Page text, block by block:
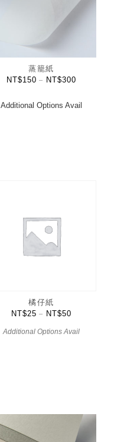
蒸籠紙
NT$150 – NT$300
Additional Options Avail
橘仔紙
NT$25 – NT$50
Additional Options Avail